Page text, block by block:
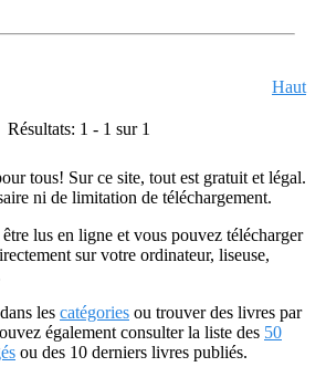
Haut
Résultats: 1 - 1 sur 1
tous! Sur ce site, tout est gratuit et légal.
ni de limitation de téléchargement.
lus en ligne et vous pouvez télécharger
sur votre ordinateur, liseuse,
les catégories ou trouver des livres par
également consulter la liste des 50
ou des 10 derniers livres publiés.